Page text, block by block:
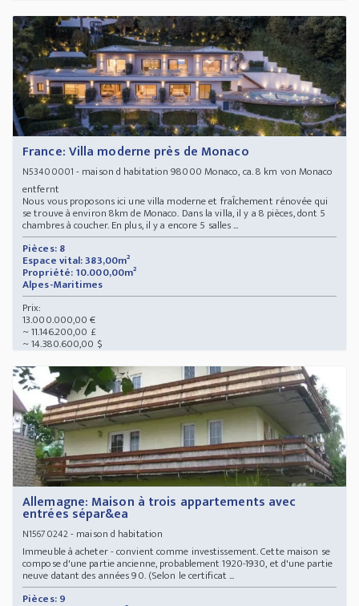
France: Villa moderne près de Monaco
N53400001 - maison d habitation 98000 Monaco, ca. 8 km von Monaco
entfernt
Nous vous proposons ici une villa moderne et fraÎchement rénovée qui
se trouve à environ 8km de Monaco. Dans la villa, il y a 8 pièces, dont 5
chambres à coucher. En plus, il y a encore 5 salles ...
Pièces: 8
Espace vital: 383,00m²
Propriété: 10.000,00m²
Alpes-Maritimes
Prix:
13.000.000,00 €
~ 11.146.200,00 £
~ 14.380.600,00 $
Allemagne: Maison à trois appartements avec
entrées sépar&ea
N15670242- maison d habitation
Immeuble à acheter - convient comme investissement. Cette maison se
compose d'une partie ancienne, probablement 1920-1930, et d'une partie
neuve datant des années 90. (Selon le certificat ...
Pièces: 9